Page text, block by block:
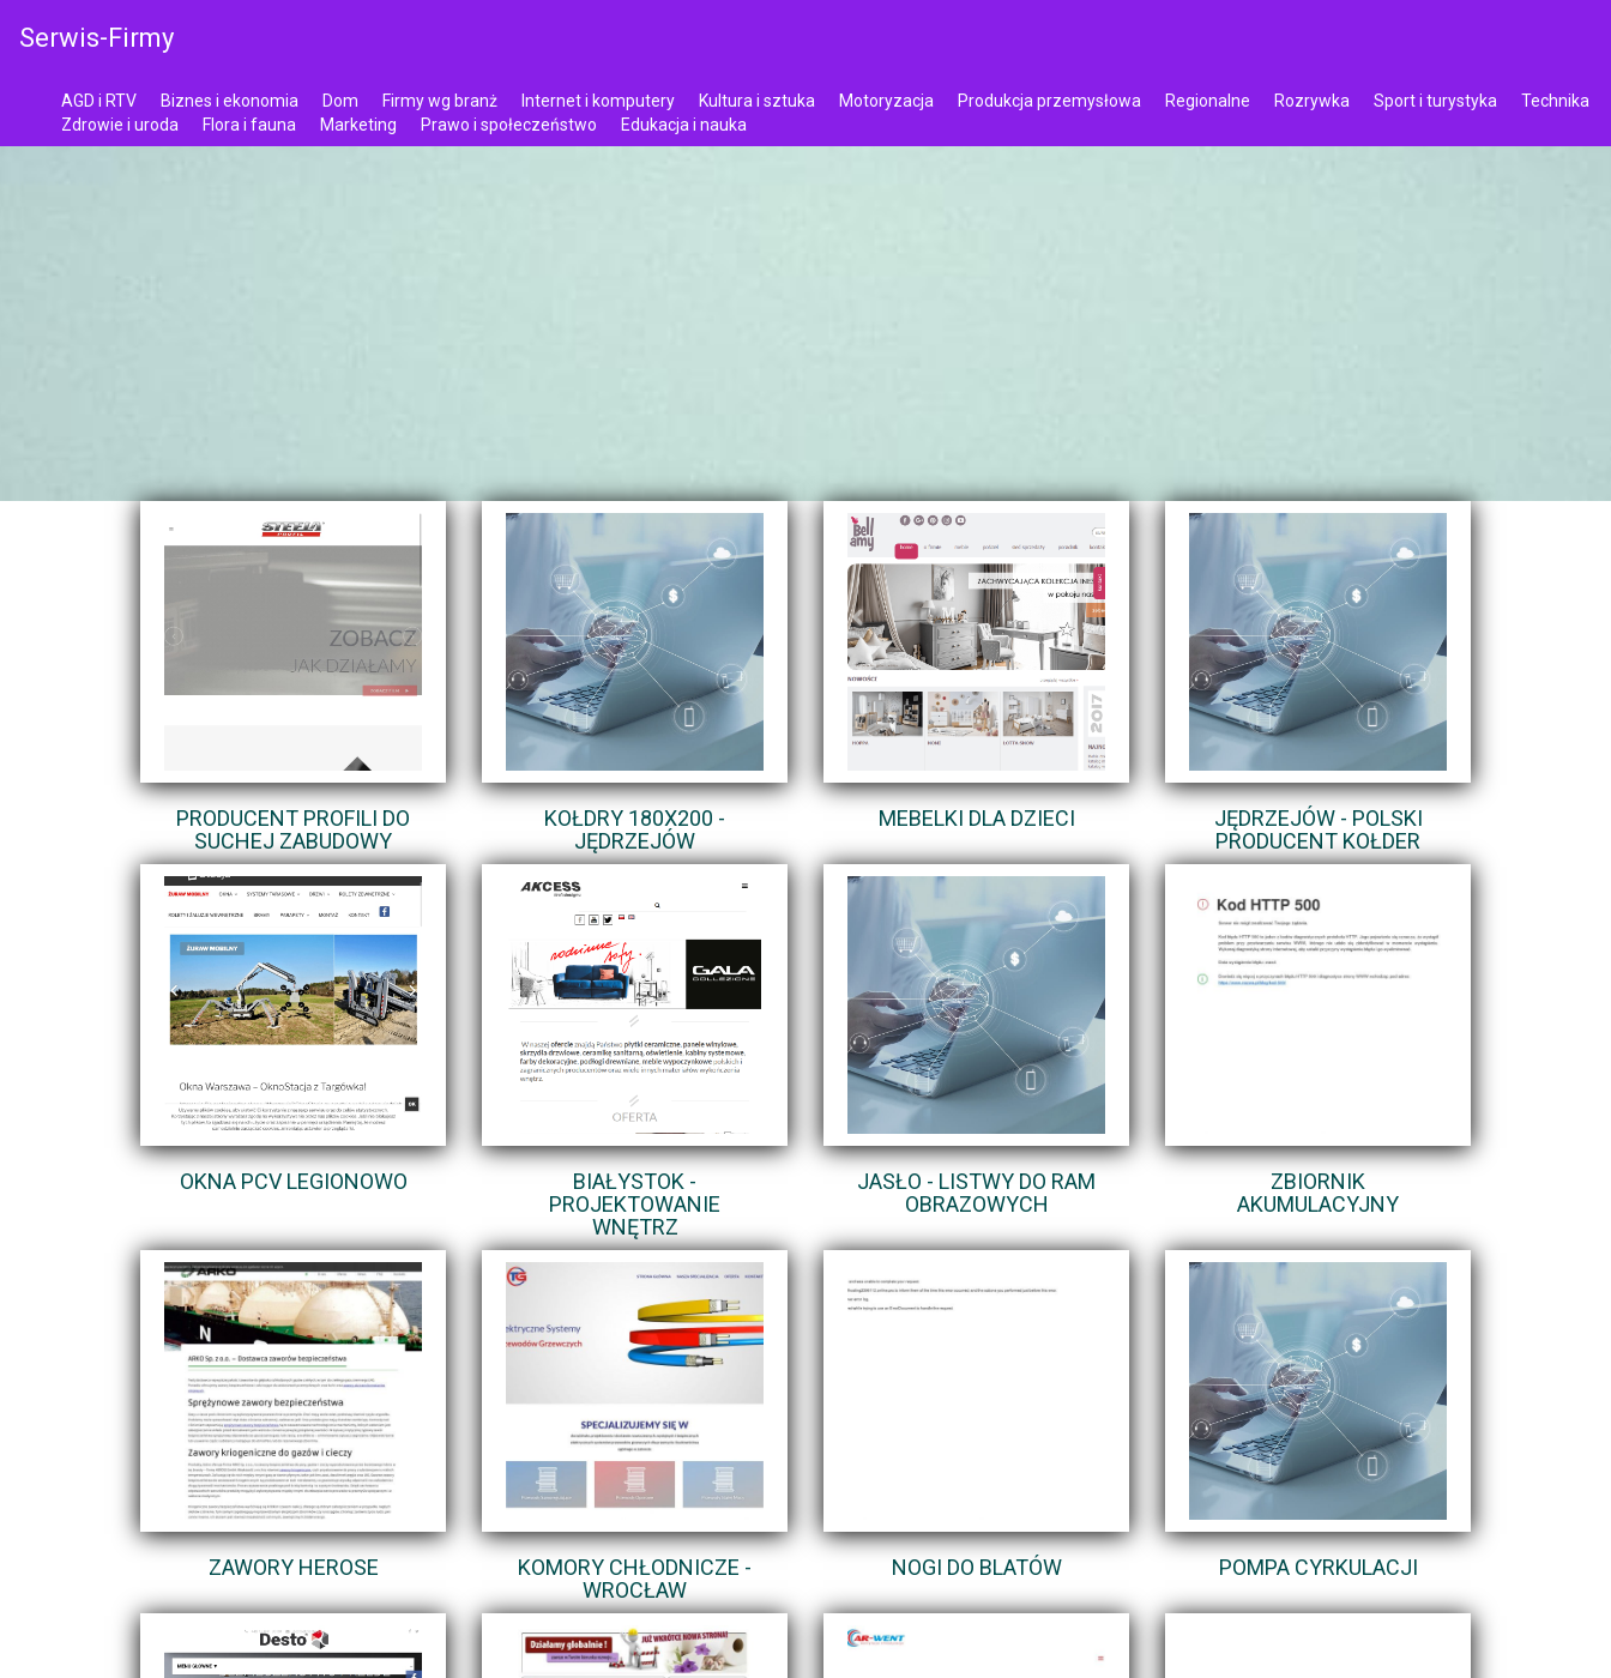
Serwis-Firmy
AGD i RTV Biznes i ekonomia Dom Firmy wg branż Internet i komputery Kultura i sztuka Motoryzacja Produkcja przemysłowa Regionalne Rozrywka Sport i turystyka
Technika
Zdrowie i uroda
Flora i fauna Marketing Prawo i społeczeństwo Edukacja i nauka
PRODUCENT PROFILI DO
SUCHEJ ZABUDOWY
KOŁDRY 180X200 -
JĘDRZEJÓW
MEBELKI DLA DZIECI
JĘDRZEJÓW - POLSKI
PRODUCENT KOŁDER
OKNA PCV LEGIONOWO
BIAŁYSTOK -
PROJEKTOWANIE
WNĘTRZ
JASŁO - LISTWY DO RAM
OBRAZOWYCH
ZBIORNIK
AKUMULACYJNY
ZAWORY HEROSE
KOMORY CHŁODNICZE -
WROCŁAW
NOGI DO BLATÓW POMPA CYRKULACJI